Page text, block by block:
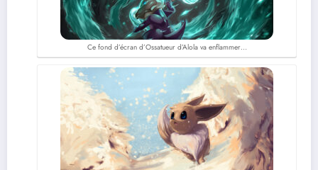
Ce fond d’écran d’Ossatueur d’Alola va enflammer…